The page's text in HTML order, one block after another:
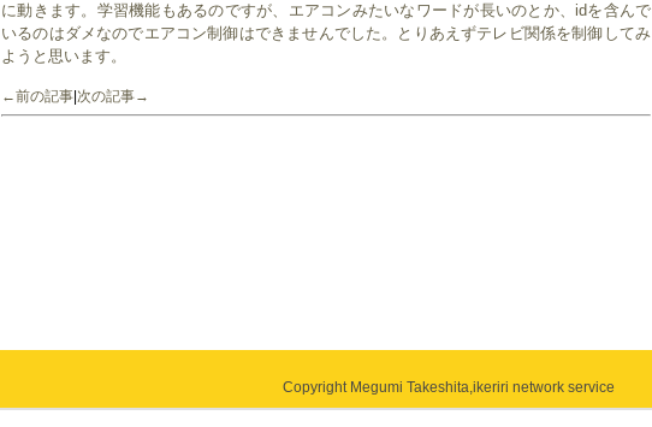
に動きます。学習機能もあるのですが、エアコンみたいなワードが長いのとか、idを含んで
いるのはダメなのでエアコン制御はできませんでした。とりあえずテレビ関係を制御してみ
ようと思います。
←前の記事 次の記事→
Copyright Megumi Takeshita,ikeriri network service